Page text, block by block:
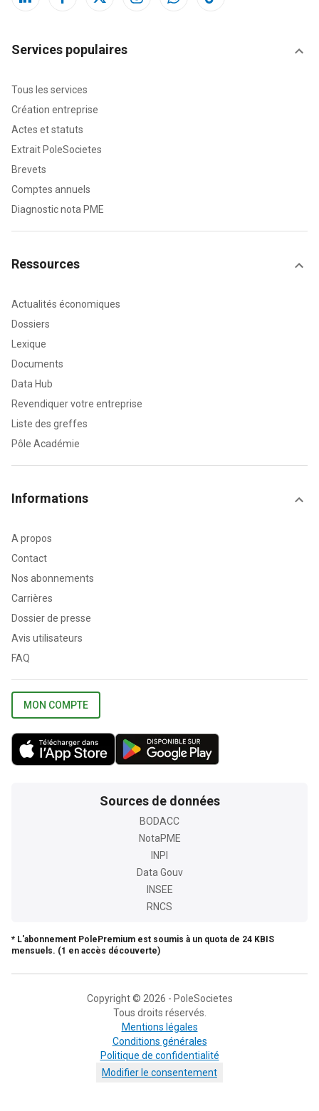
Services populaires
Tous les services
Création entreprise
Actes et statuts
Extrait PoleSocietes
Brevets
Comptes annuels
Diagnostic nota PME
Ressources
Actualités économiques
Dossiers
Lexique
Documents
Data Hub
Revendiquer votre entreprise
Liste des greffes
Pôle Académie
Informations
A propos
Contact
Nos abonnements
Carrières
Dossier de presse
Avis utilisateurs
FAQ
MON COMPTE
Sources de données
BODACC
NotaPME
INPI
Data Gouv
INSEE
RNCS
* L'abonnement PolePremium est soumis à un quota de 24 KBIS
mensuels. (1 en accès découverte)
Copyright © 2026 - PoleSocietes
Tous droits réservés.
Mentions légales
Conditions générales
Politique de confidentialité
Modifier le consentement